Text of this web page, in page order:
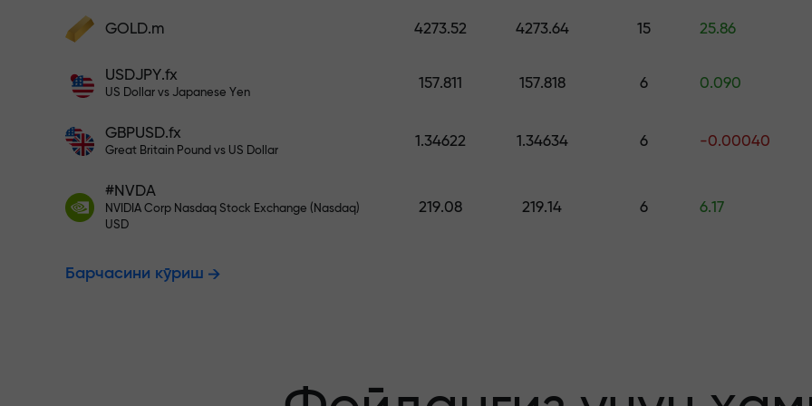
Ҳисобни тўлдиринг ва
бонус олинг. X1000 хато эмас. Депозит
қанча катта бўлса, мультипликатор
Ҳисобингизни $333 билан тўлдиринг — $1,500 гача қийматдаги
Рисксиз савдо қилинг —
фойдангиз кафолатланади
X1000 гача бонус —
GOLD.m 4273.52 4273.64 15 25.86
USDJPY.fx
US Dollar vs Japanese Yen
157.811 157.818 6 0.090
GBPUSD.fx
Great Britain Pound vs US Dollar
1.34622 1.34634 6 -0.00040
#NVDA
NVIDIA Corp Nasdaq Stock Exchange (Nasdaq)
USD
219.08 219.14 6 6.17
Барчасини кўриш